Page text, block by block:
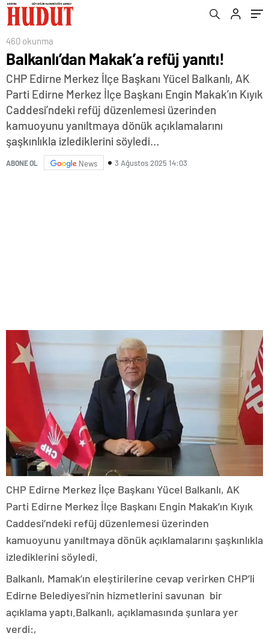
460 okunma
Balkanlı’dan Makak’a refüj yanıtı!
CHP Edirne Merkez İlçe Başkanı Yücel Balkanlı, AK
Parti Edirne Merkez İlçe Başkanı Engin Makak’ın Kıyık
Caddesi’ndeki refüj düzenlemesi üzerinden
kamuoyunu yanıltmaya dönük açıklamalarını
şaşkınlıkla izlediklerini söyledi…
ABONE OL News 3 Ağustos 2025 14:03
CHP Edirne Merkez İlçe Başkanı Yücel Balkanlı, AK
Parti Edirne Merkez İlçe Başkanı Engin Makak’ın Kıyık
Caddesi’ndeki refüj düzenlemesi üzerinden
kamuoyunu yanıltmaya dönük açıklamalarını şaşkınlıkla
izlediklerini söyledi.
Balkanlı, Mamak’ın eleştirilerine cevap verirken CHP’li
Edirne Belediyesi’nin hizmetlerini savunan bir
açıklama yaptı.Balkanlı, açıklamasında şunlara yer
verdi:,